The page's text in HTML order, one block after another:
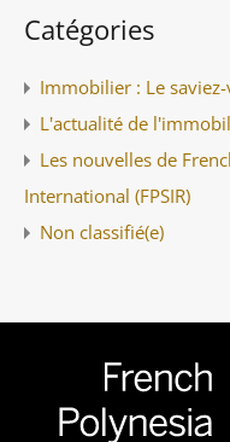
Catégories
Immobilier : Le saviez-
L'actualité de
Les nouvelles de
International (FPSIR)
Non classifié(e)